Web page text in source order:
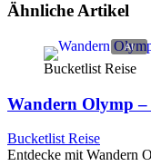
Ähnliche Artikel
Bucketlist Reise
Wandern Olymp –
Bucketlist Reise
Entdecke mit Wandern